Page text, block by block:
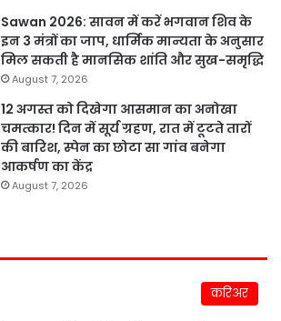
Sawan 2026: सावन में करें भगवान शिव के
इन 3 मंत्रों का जाप, धार्मिक मान्यता के अनुसार
मिल सकती है मानसिक शांति और सुख-समृद्धि
August 7, 2026
12 अगस्त को दिखेगा आसमान का अनोखा
चमत्कार! दिन में सूर्य ग्रहण, रात में टूटते तारों
की बारिश, स्पेन का छोटा सा गांव बनेगा
आकर्षण का केंद्र
August 7, 2026
करिअर